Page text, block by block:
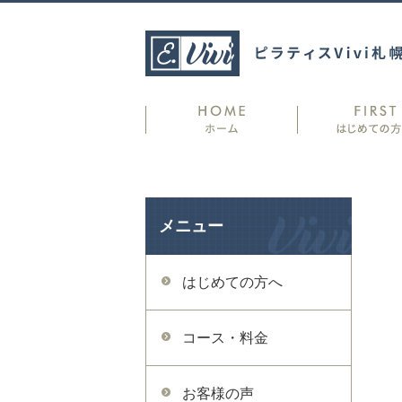
メニュー
はじめての方へ
コース・料金
お客様の声